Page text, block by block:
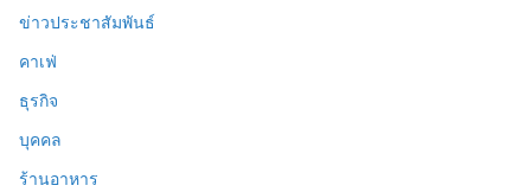
ข่าวประชาสัมพันธ์
คาเฟ่
ธุรกิจ
บุคคล
ร้านอาหาร